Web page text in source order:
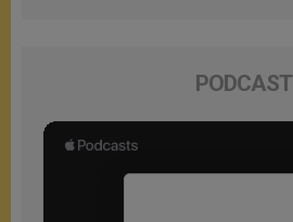
PODCAST